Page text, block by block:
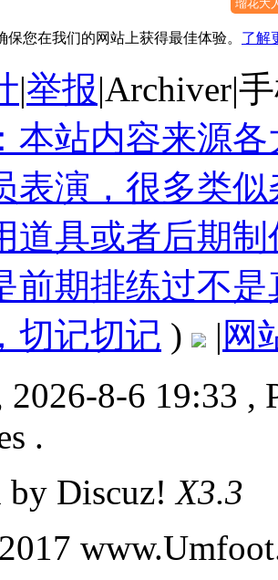
瑠花大
保您在我们的网站上获得最佳体验。 了解
|举报|Archiver|
本站内容来源
表演，很多类
道具或者后期
前期排练过不
切记切记 ) | 网
8-6 19:33 ,
.
by Discuz! X3.3